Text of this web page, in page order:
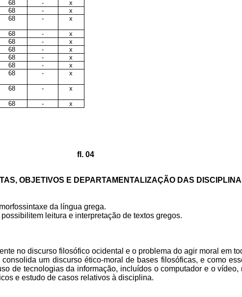
68 -
x
68 -
x
68 - x
68 -
x
68 -
x
68 -
x
68 -
x
68 -
x
68 - x
68 - x
68 - x
fl. 04
OBJETIVOS E DEPARTAMENTALIZAÇÃO DAS
da língua grega.
leitura e interpretação de textos gregos.
no discurso filosófico ocidental e o problema do agir moral em
um discurso ético-moral de bases filosóficas, e como
de tecnologias da informação, incluídos o computador e o
e estudo de casos relativos à disciplina.